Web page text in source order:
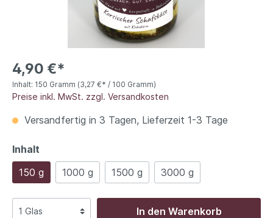
4,90 €*
Inhalt: 150 Gramm (3,27 €* / 100 Gramm)
Preise inkl. MwSt. zzgl. Versandkosten
Versandfertig in 3 Tagen, Lieferzeit 1-3 Tage
Inhalt
150 g
1000 g 1500 g 3000 g
In den Warenkorb